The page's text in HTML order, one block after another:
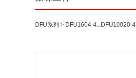
DFU系列 > DFU1604-4...DFU10020-4